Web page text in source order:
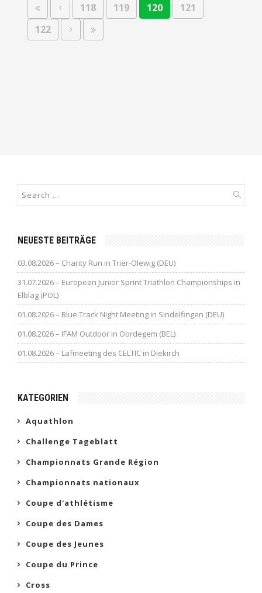
118 119 120
121
122
NEUESTE BEITRÄGE
03.08.2026 – Charity Run in Trier-Olewig (DEU)
31.07.2026 – European Junior Sprint Triathlon Championships in
Elblag (POL)
01.08.2026 – Blue Track Night Meeting in Sindelfingen (DEU)
01.08.2026 – IFAM Outdoor in Oordegem (BEL)
01.08.2026 – Lafmeeting des CELTIC in Diekirch
KATEGORIEN
Aquathlon
Challenge Tageblatt
Championnats Grande Région
Championnats nationaux
Coupe d'athlétisme
Coupe des Dames
Coupe des Jeunes
Coupe du Prince
Cross